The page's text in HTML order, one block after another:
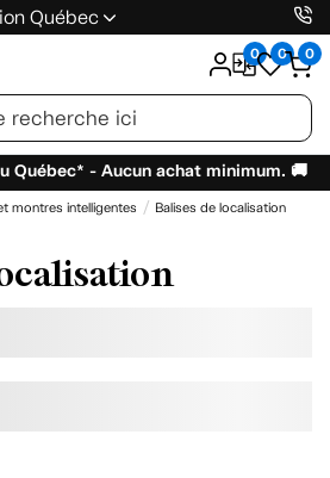
Québec
0 0 0
Québec* - Aucun achat minimum. 🚚
montres intelligentes Balises de localisation